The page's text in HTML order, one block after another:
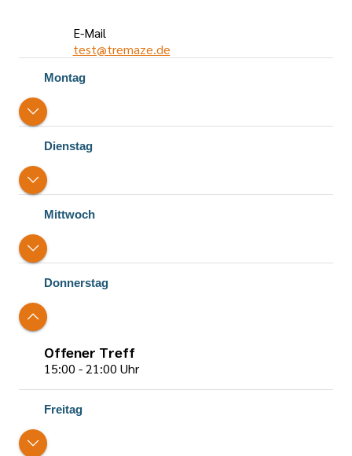
E-Mail
test@tremaze.de
Montag
Dienstag
Mittwoch
Donnerstag
Offener Treff
15:00 - 21:00 Uhr
Freitag